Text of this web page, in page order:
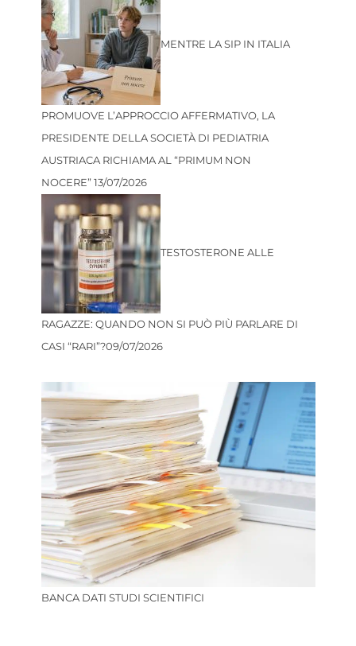
MENTRE LA SIP IN ITALIA
PROMUOVE L’APPROCCIO AFFERMATIVO, LA
PRESIDENTE DELLA SOCIETÀ DI PEDIATRIA
AUSTRIACA RICHIAMA AL “PRIMUM NON
NOCERE”13/07/2026
TESTOSTERONE ALLE
RAGAZZE: QUANDO NON SI PUÒ PIÙ PARLARE DI
CASI “RARI”?09/07/2026
BANCA DATI STUDI SCIENTIFICI